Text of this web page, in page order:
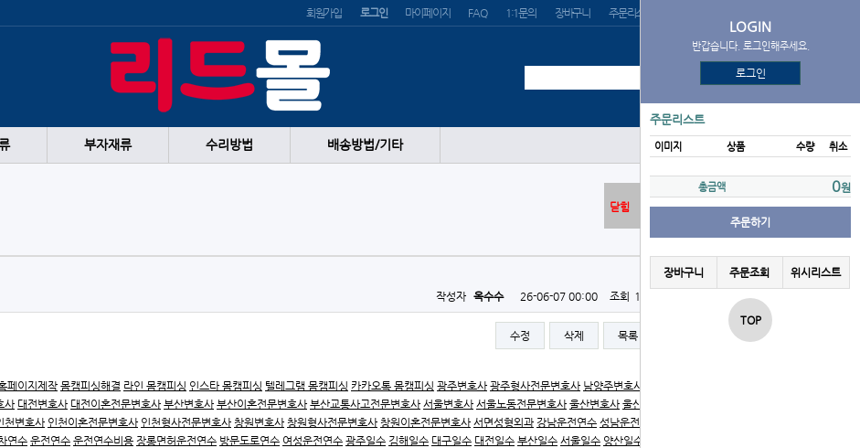
회원가입 로그인 마이페이지 FAQ 1:1문의 장바구니 주문리스트
부자재류 수리방법 배송방법/기타
LOGIN
반갑습니다. 로그인해주세요.
로그인
주문리스트
이미지 상품 수량 취소
총금액 0원
주문하기
장바구니 주문조회 위시리스트
TOP
닫힘
작성자 옥수수 26-06-07 00:00 조회 135회
수정 삭제 목록
페이지제작 몸캠피싱해결 라인 몸캠피싱 인스타 몸캠피싱 텔레그램 몸캠피싱 카카오톡 몸캠피싱 광주변호사 광주형사전문변호사 남양주변호사
사 대전변호사 대전이혼전문변호사 부산변호사 부산이혼전문변호사 부산교통사고전문변호사 서울변호사 서울노동전문변호사 울산변호사 울산형사전문변호사
천변호사 인천이혼전문변호사 인천형사전문변호사 창원변호사 창원형사전문변호사 창원이혼전문변호사 서면성형외과 강남운전연수 성남운전연수
연수 운전연수 운전연수비용 장롱면허운전연수 방문도로연수 여성운전연수 광주일수 김해일수 대구일수 대전일수 부산일수 서울일수 양산일수